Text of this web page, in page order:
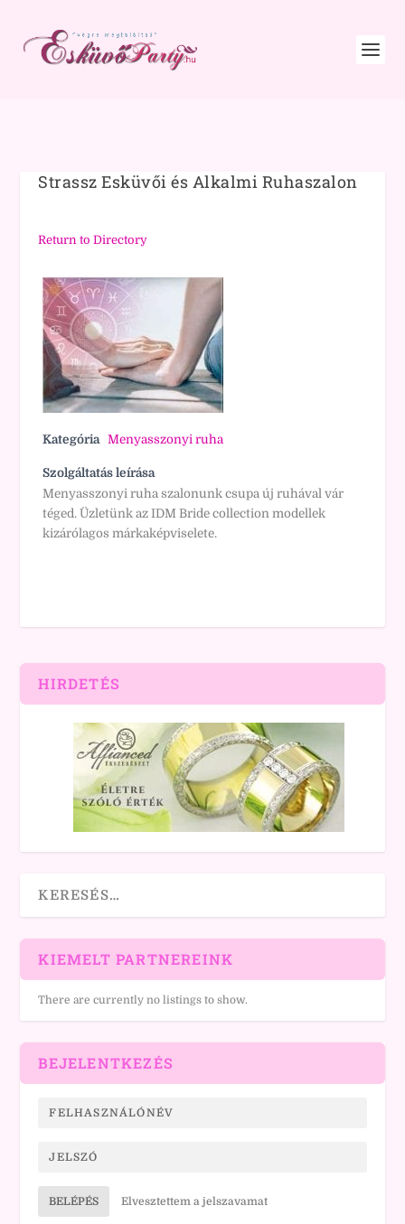
Strassz Esküvői és Alkalmi Ruhaszalon
Return to Directory
Kategória Menyasszonyi ruha
Szolgáltatás leírása
Menyasszonyi ruha szalonunk csupa új ruhával vár
téged. Üzletünk az IDM Bride collection modellek
kizárólagos márkaképviselete.
HIRDETÉS
KIEMELT PARTNEREINK
There are currently no listings to show.
BEJELENTKEZÉS
BELÉPÉS Elvesztettem a jelszavamat